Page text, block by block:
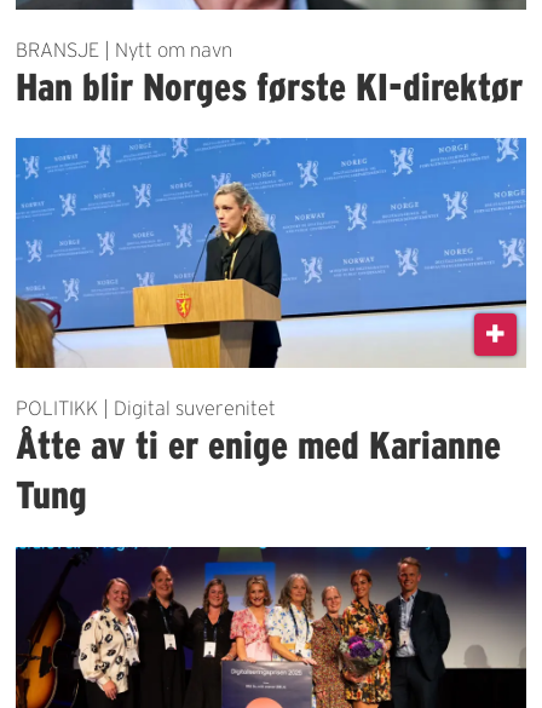
BRANSJE | Nytt om navn
Han blir Norges første KI-direktør
POLITIKK | Digital suverenitet
Åtte av ti er enige med Karianne
Tung